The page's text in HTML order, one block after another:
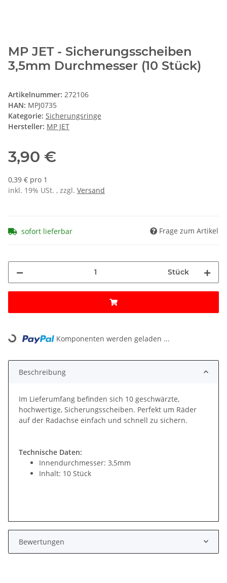
MP JET - Sicherungsscheiben
3,5mm Durchmesser (10 Stück)
Artikelnummer: 272106
HAN: MPJ0735
Kategorie: Sicherungsringe
Hersteller: MP JET
3,90 €
0,39 € pro 1
inkl. 19% USt. , zzgl. Versand
sofort lieferbar Frage zum Artikel
Stück
Loading... Komponenten werden geladen ...
Beschreibung
Im Lieferumfang befinden sich 10 geschwärzte,
hochwertige, Sicherungsscheiben. Perfekt um Räder
auf der Radachse einfach und schnell zu sichern.
Technische Daten:
Innendurchmesser: 3,5mm
Inhalt: 10 Stück
Bewertungen